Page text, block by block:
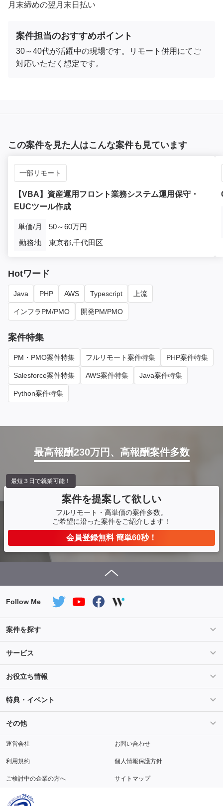
月末締めの翌月末日払い
案件担当のおすすめポイント
30～40代が活躍中の現場です。リモート併用にてご
対応いただく想定です。
この案件を見た人はこんな案件も見ています
一部リモート
【VBA】資産運用フロント業務システム運用保守・
EUCツール作成
単価/月
50～60万円
勤務地
東京都,千代田区
Hotワード
Java PHP AWS Typescript 上流
インフラPM/PMO 開発PM/PMO
案件特集
PM・PMO案件特集 フルリモート案件特集 PHP案件特集
Salesforce案件特集 AWS案件特集 Java案件特集
Python案件特集
最高報酬230万円、高報酬案件多数
案件を提案して欲しい
フルリモート・高単価の案件多数。
ご希望に沿った案件をご紹介します！
会員登録無料 簡単60秒！
最短３日で就業可能！
Follow Me
案件を探す
条件を指定して案件を探す
Salesforce案件特集 AWS案件特集
サービス
サービス紹介
ご登録から参画までの流れ フリーランスの声
お役立ち情報
ライフ
キャリア スキル・テクノロジー
特典・イベント
セミナー
その他
メディアパートナー 採用
運営会社 お問い合わせ
利用規約 個人情報保護方針
ご検討中の企業の方へ サイトマップ